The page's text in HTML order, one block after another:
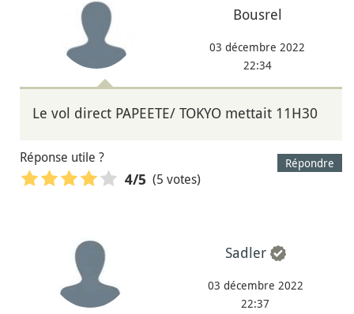
Bousrel
03 décembre 2022
22:34
Le vol direct PAPEETE/ TOKYO mettait 11H30
Répondre
Réponse utile ?
4/5 (5 votes)
Sadler
03 décembre 2022
22:37